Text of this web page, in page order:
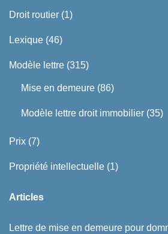
Droit routier (1)
Lexique (46)
Modèle lettre (315)
Mise en demeure (86)
Modèle lettre droit immobilier (35)
Prix (7)
Propriété intellectuelle (1)
Articles
Lettre de mise en demeure pour